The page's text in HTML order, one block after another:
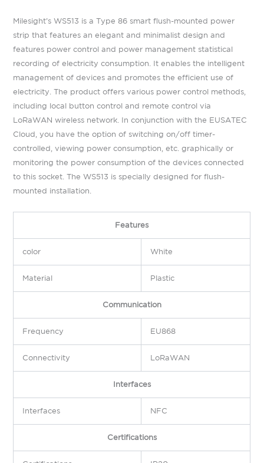
Milesight’s WS513 is a Type 86 smart flush-mounted power
strip that features an elegant and minimalist design and
features power control and power management statistical
recording of electricity consumption. It enables the intelligent
management of devices and promotes the efficient use of
electricity. The product offers various power control methods,
including local button control and remote control via
LoRaWAN wireless network. In conjunction with the EUSATEC
Cloud, you have the option of switching on/off timer-
controlled, viewing power consumption, etc. graphically or
monitoring the power consumption of the devices connected
to this socket. The WS513 is specially designed for flush-
mounted installation.
Features
color White
Material Plastic
Communication
Frequency EU868
Connectivity LoRaWAN
Interfaces
Interfaces NFC
Certifications